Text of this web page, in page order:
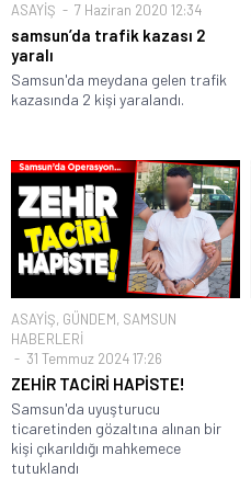
ASAYİŞ 7 Haziran 2020 12:34
samsun’da trafik kazası 2
yaralı
Samsun'da meydana gelen trafik
kazasında 2 kişi yaralandı.
ASAYİŞ, GÜNDEM, SAMSUN
HABERLERİ
31 Temmuz 2024 17:26
ZEHİR TACİRİ HAPİSTE!
Samsun'da uyuşturucu
ticaretinden gözaltına alınan bir
kişi çıkarıldığı mahkemece
tutuklandı